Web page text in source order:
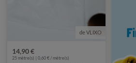
de VLIXO
14,90 €
25mètre(s) | 0,60 € / mètre(s)